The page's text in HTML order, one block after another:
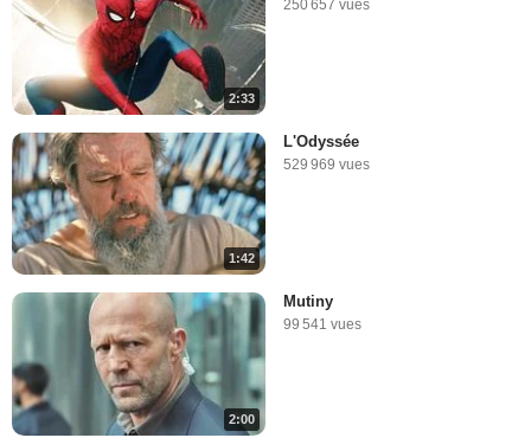
2:33
250 657 vues
1:42
L'Odyssée
529 969 vues
2:00
Mutiny
99 541 vues